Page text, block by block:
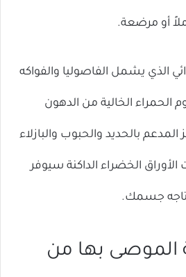
أو مرضعة.
الذي يشمل الفاصوليا والفواكه
الحمراء الخالية من الدهون
بالحديد والحبوب والبازلاء
الخضراء الداكنة سيوفر
جسمك.
الموصى بها من